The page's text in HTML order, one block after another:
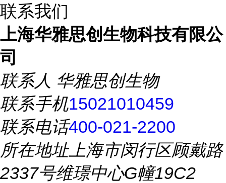
联系我们
上海华雅思创生物科技有限公
司
联系人 华雅思创生物
联系手机15021010459
联系电话400-021-2200
所在地址上海市闵行区顾戴路
2337号维璟中心G幢19C2